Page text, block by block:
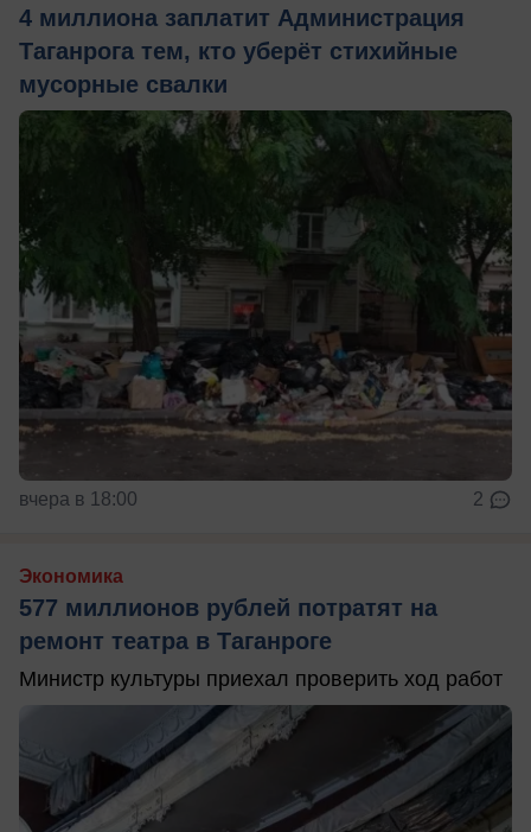
4 миллиона заплатит Администрация
Таганрога тем, кто уберёт стихийные
мусорные свалки
вчера в 18:00 2
Экономика
577 миллионов рублей потратят на
ремонт театра в Таганроге
Министр культуры приехал проверить ход работ